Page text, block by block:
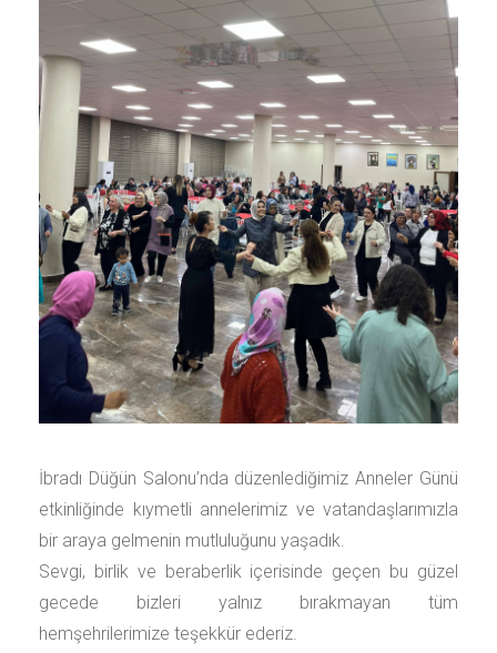
İbradı Düğün Salonu’nda düzenlediğimiz Anneler Günü
etkinliğinde kıymetli annelerimiz ve vatandaşlarımızla
bir araya gelmenin mutluluğunu yaşadık.
Sevgi, birlik ve beraberlik içerisinde geçen bu güzel
gecede bizleri yalnız bırakmayan tüm
hemşehrilerimize teşekkür ederiz.